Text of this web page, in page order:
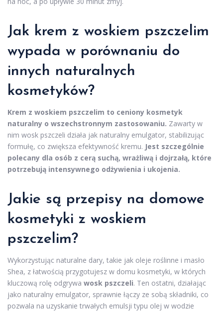
Jak krem z woskiem pszczelim
wypada w porównaniu do
innych naturalnych
kosmetyków?
Krem z woskiem pszczelim to ceniony kosmetyk
naturalny o wszechstronnym zastosowaniu. Zawarty w
nim wosk pszczeli działa jak naturalny emulgator, stabilizując
formułę, co zwiększa efektywność kremu. Jest szczególnie
polecany dla osób z cerą suchą, wrażliwą i dojrzałą, które
potrzebują intensywnego odżywienia i ukojenia.
Jakie są przepisy na domowe
kosmetyki z woskiem
pszczelim?
Wykorzystując naturalne dary, takie jak oleje roślinne i masło
Shea, z łatwością przygotujesz w domu kosmetyki, w których
kluczową rolę odgrywa wosk pszczeli. Ten ostatni, działając
jako naturalny emulgator, sprawnie łączy ze sobą składniki, co
pozwala na uzyskanie trwałych emulsji typu olej w wodzie